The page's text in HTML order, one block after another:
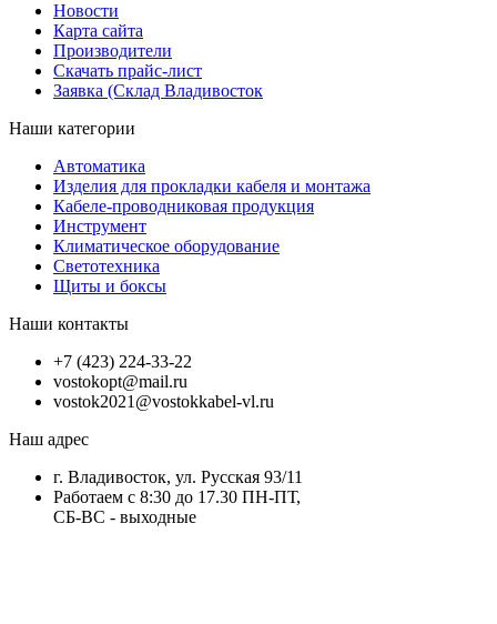
Новости
Карта сайта
Производители
Скачать прайс-лист
Заявка (Склад Владивосток
Наши категории
Автоматика
Изделия для прокладки кабеля и монтажа
Кабеле-проводниковая продукция
Инструмент
Климатическое оборудование
Светотехника
Щиты и боксы
Наши контакты
+7 (423) 224-33-22
vostokopt@mail.ru
vostok2021@vostokkabel-vl.ru
Наш адрес
г. Владивосток, ул. Русская 93/11
Работаем с 8:30 до 17.30 ПН-ПТ,
СБ-ВС - выходные